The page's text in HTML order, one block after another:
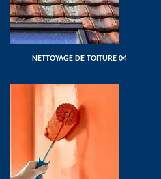
NETTOYAGE DE TOITURE 04